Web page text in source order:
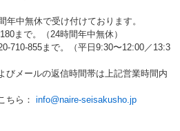
年中無休で受け付けております。
まで。（24時間年中無休）
710-855まで。（平日9:30〜12:00／13:3
びメールの返信時間帯は上記営業時間内
ちら： info@naire-seisakusho.jp